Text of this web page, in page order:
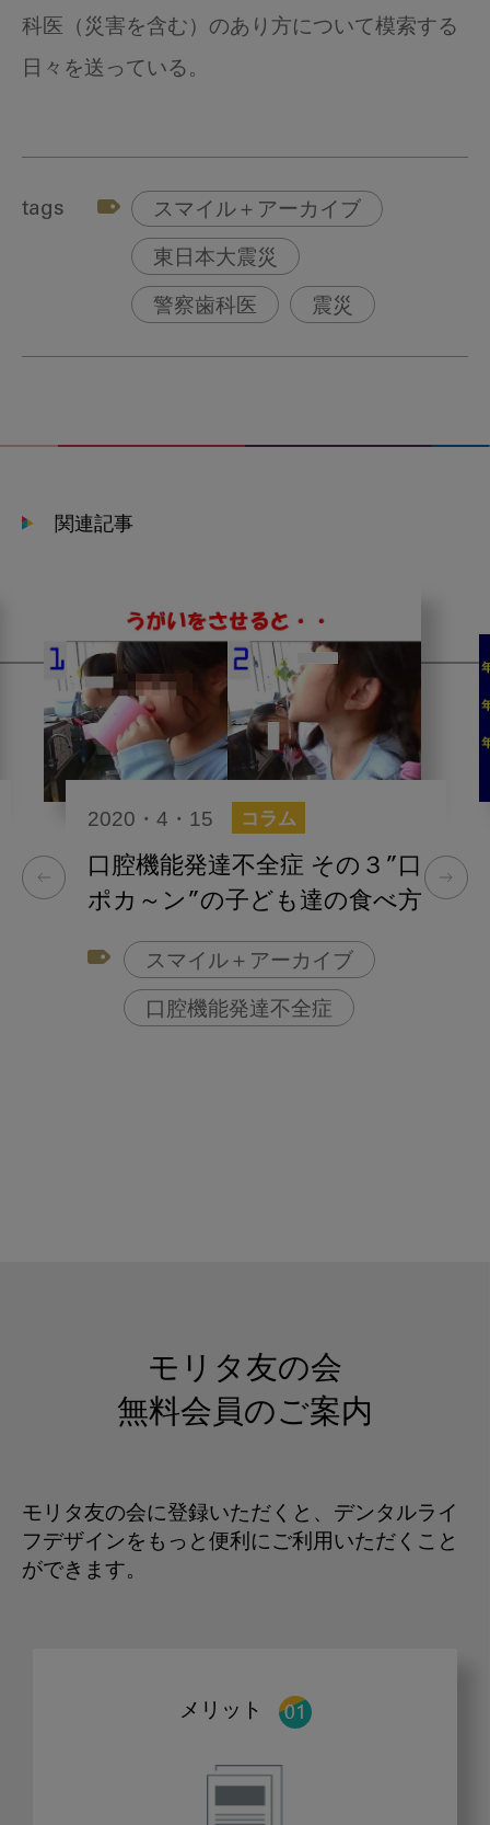
科医（災害を含む）のあり方について模索する
日々を送っている。
tags スマイル＋アーカイブ
東日本大震災
警察歯科医 震災
関連記事
2020・4・15 コラム
口腔機能発達不全症 その３”口
ポカ～ン”の子ども達の食べ方
スマイル＋アーカイブ
口腔機能発達不全症
モリタ友の会
無料会員のご案内
モリタ友の会に登録いただくと、デンタルライ
フデザインをもっと便利にご利用いただくこと
ができます。
メリット